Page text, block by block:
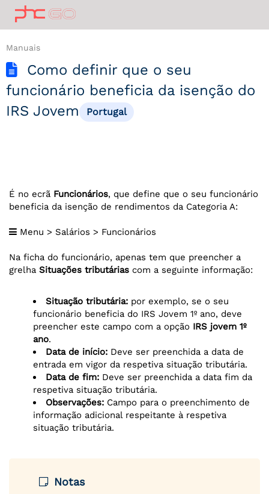
Manuais
Como definir que o seu
funcionário beneficia da isenção do
IRS Jovem
Portugal
É no ecrã Funcionários, que define que o seu funcionário
beneficia da isenção de rendimentos da Categoria A:
Menu > Salários > Funcionários
Na ficha do funcionário, apenas tem que preencher a
grelha Situações tributárias com a seguinte informação:
Situação tributária: por exemplo, se o seu
funcionário beneficia do IRS Jovem 1º ano, deve
preencher este campo com a opção IRS jovem 1º
ano.
Data de início: Deve ser preenchida a data de
entrada em vigor da respetiva situação tributária.
Data de fim: Deve ser preenchida a data fim da
respetiva situação tributária.
Observações: Campo para o preenchimento de
informação adicional respeitante à respetiva
situação tributária.
Notas